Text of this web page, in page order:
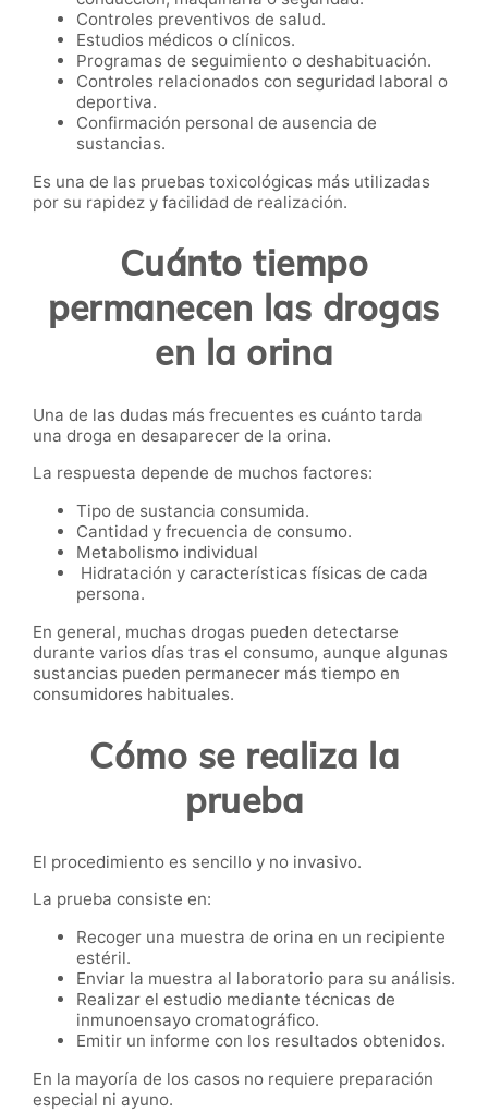
Controles preventivos de salud.
Estudios médicos o clínicos.
Programas de seguimiento o deshabituación.
Controles relacionados con seguridad laboral o
deportiva.
Confirmación personal de ausencia de
sustancias.
Es una de las pruebas toxicológicas más utilizadas
por su rapidez y facilidad de realización.
Cuánto tiempo
permanecen las drogas
en la orina
Una de las dudas más frecuentes es cuánto tarda
una droga en desaparecer de la orina.
La respuesta depende de muchos factores:
Tipo de sustancia consumida.
Cantidad y frecuencia de consumo.
Metabolismo individual
Hidratación y características físicas de cada
persona.
En general, muchas drogas pueden detectarse
durante varios días tras el consumo, aunque algunas
sustancias pueden permanecer más tiempo en
consumidores habituales.
Cómo se realiza la
prueba
El procedimiento es sencillo y no invasivo.
La prueba consiste en:
Recoger una muestra de orina en un recipiente
estéril.
Enviar la muestra al laboratorio para su análisis.
Realizar el estudio mediante técnicas de
inmunoensayo cromatográfico.
Emitir un informe con los resultados obtenidos.
En la mayoría de los casos no requiere preparación
especial ni ayuno.